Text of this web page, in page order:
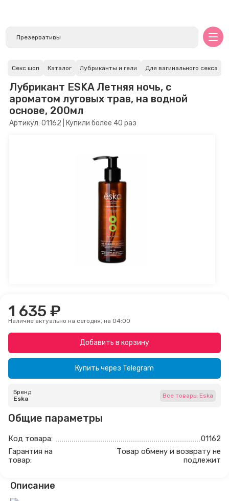
Секс шоп Каталог Лубриканты и гели Для вагинального секса
Лубрикант ESKA Летняя ночь, с
ароматом луговых трав, на водной
основе, 200мл
Артикул: 01162 | Купили более 40 раз
1 635 ₽
Наличие актуально на сегодня, на 04:00
Добавить в корзину
Купить через Telegram
Бренд
Eska
Все товары Eska
Общие параметры
Код товара:
01162
Гарантия на
товар:
Товар обмену и возврату не
подлежит
Описание